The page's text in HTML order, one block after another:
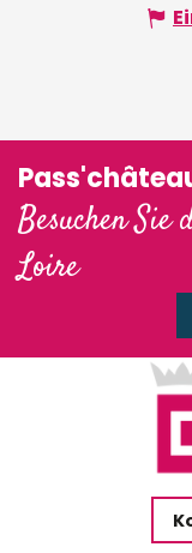
Besuchen Sie
Loire